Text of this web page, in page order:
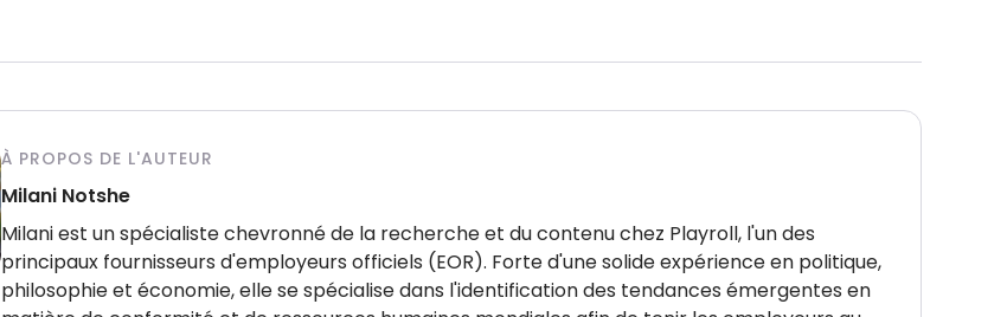
À PROPOS DE L'AUTEUR
Milani Notshe
Milani est un spécialiste chevronné de la recherche et du contenu chez Playroll, l'un des
principaux fournisseurs d'employeurs officiels (EOR). Forte d'une solide expérience en politique,
philosophie et économie, elle se spécialise dans l'identification des tendances émergentes en